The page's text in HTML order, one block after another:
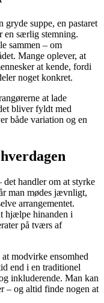
gryde suppe, en pastaret
en særlig stemning.
sammen – om
Mange oplever, at
at kende, fordi
noget konkret.
at lade
bliver fyldt med
både variation og en
handler om at styrke
man mødes jævnligt,
arrangementet.
hjælpe hinanden i
på tværs af
modvirke ensomhed
end i en traditionel
inkluderende. Man kan
– og altid finde nogen at